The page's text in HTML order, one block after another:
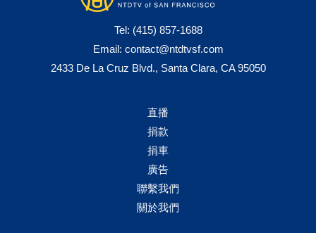
Tel: (415) 857-1688
Email: contact@ntdtvsf.com
2433 De La Cruz Blvd., Santa Clara, CA 95050
直播
捐款
捐車
廣告
聯繫我們
關於我們